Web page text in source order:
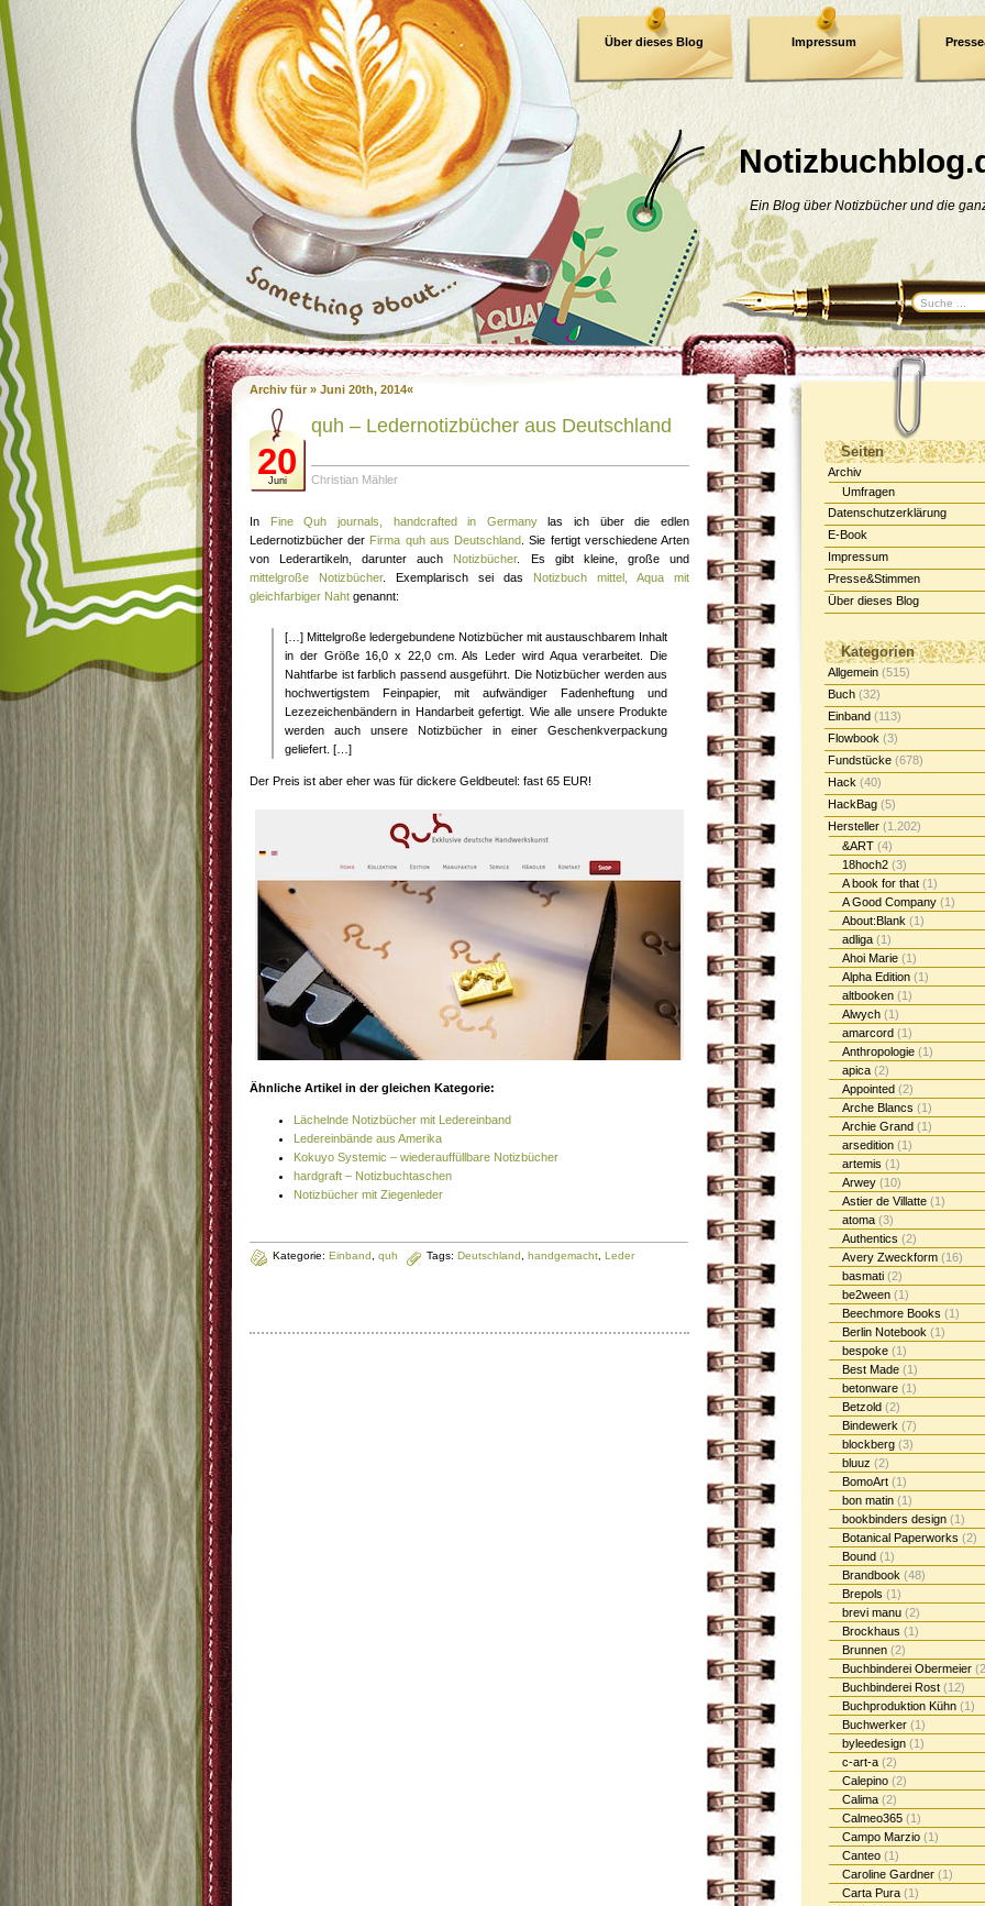
Ein Blog über Notizbücher und die
Über dieses Blog Impressum
Datenschutzerklärung
Archiv für » Juni 20th, 2014«
20
Juni
quh – Ledernotizbücher aus Deutschland
Christian Mähler
In Fine Quh journals, handcrafted in Germanylas ich über die edlen
Ledernotizbücher der Firma quh aus Deutschland . Sie fertigt verschiedene Arten
von Lederartikeln, darunter auch Notizbücher. Es gibt kleine, große und
mittelgroße Notizbücher. Exemplarisch sei das Notizbuch mittel, Aqua mit
gleichfarbiger Naht genannt:
[…] Mittelgroße ledergebundene Notizbücher mit austauschbarem Inhalt
in der Größe 16,0 x 22,0 cm. Als Leder wird Aqua verarbeitet. Die
Nahtfarbe ist farblich passend ausgeführt. Die Notizbücher werden aus
hochwertigstem Feinpapier, mit aufwändiger Fadenheftung und
Lezezeichenbändern in Handarbeit gefertigt. Wie alle unsere Produkte
werden auch unsere Notizbücher in einer Geschenkverpackung
geliefert. […]
Der Preis ist aber eher was für dickere Geldbeutel: fast 65 EUR!
Ähnliche Artikel in der gleichen Kategorie:
Lächelnde Notizbücher mit Ledereinband
Ledereinbände aus Amerika
Kokuyo Systemic – wiederauffüllbare Notizbücher
hardgraft – Notizbuchtaschen
Notizbücher mit Ziegenleder
Kategorie: Einband quh Tags: Deutschland handgemacht Leder
Seiten
Archiv
Umfragen
Datenschutzerklärung
E-Book
Impressum
Presse&Stimmen
Über dieses Blog
Kategorien
Allgemein (515)
Buch (32)
Einband (113)
Flowbook (3)
Fundstücke (678)
Hack (40)
HackBag (5)
Hersteller (1.202)
&ART (4)
18hoch2 (3)
A book for that (1)
A Good Company (1)
About:Blank (1)
adliga (1)
Ahoi Marie (1)
Alpha Edition (1)
altbooken (1)
Alwych (1)
amarcord (1)
Anthropologie (1)
apica (2)
Appointed (2)
Arche Blancs (1)
Archie Grand (1)
arsedition (1)
artemis (1)
Arwey (10)
Astier de Villatte (1)
atoma (3)
Authentics (2)
Avery Zweckform (16)
basmati (2)
be2ween (1)
Beechmore Books (1)
Berlin Notebook (1)
bespoke (1)
Best Made (1)
betonware (1)
Betzold (2)
Bindewerk (7)
blockberg (3)
bluuz (2)
BomoArt (1)
bon matin (1)
bookbinders design (1)
Botanical Paperworks (2)
Bound (1)
Brandbook (48)
Brepols (1)
brevi manu (2)
Brockhaus (1)
Brunnen (2)
Buchbinderei Obermeier
Buchbinderei Rost (12)
Buchproduktion Kühn (1)
Buchwerker (1)
byleedesign (1)
c-art-a (2)
Calepino (2)
Calima (2)
Calmeo365 (1)
Campo Marzio (1)
Canteo (1)
Caroline Gardner (1)
Carta Pura (1)